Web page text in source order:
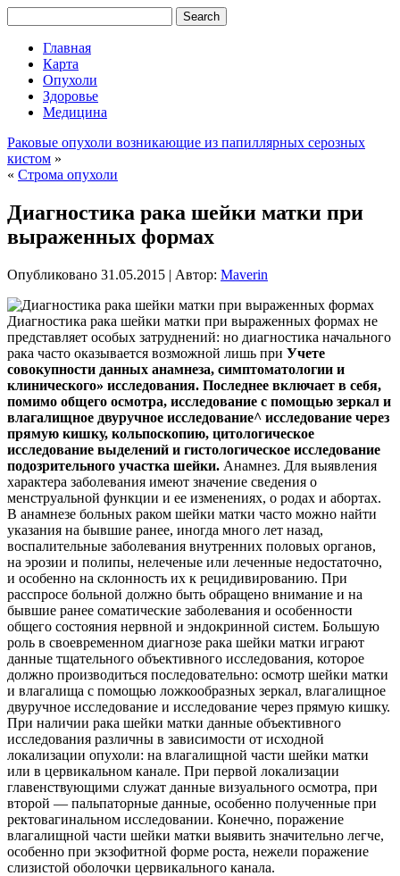
Главная
Карта
Опухоли
Здоровье
Медицина
Раковые опухоли возникающие из папиллярных серозных
кистом »
« Строма опухоли
Диагностика рака шейки матки при
выраженных формах
Опубликовано 31.05.2015 | Автор: Maverin
Диагностика рака шейки матки при выраженных формах не
представляет особых затруднений: но диагностика начального
рака часто оказывается возможной лишь при Учете
совокупности данных анамнеза, симптоматологии и
клинического» исследования. Последнее включает в себя,
помимо общего осмотра, исследование с помощью зеркал и
влагалищное двуручное исследование^ исследование через
прямую кишку, кольпоскопию, цитологическое
исследование выделений и гистологическое исследование
подозрительного участка шейки. Анамнез. Для выявления
характера заболевания имеют значение сведения о
менструальной функции и ее изменениях, о родах и абортах.
В анамнезе больных раком шейки матки часто можно найти
указания на бывшие ранее, иногда много лет назад,
воспалительные заболевания внутренних половых органов,
на эрозии и полипы, нелеченые или леченные недостаточно,
и особенно на склонность их к рецидивированию. При
расспросе больной должно быть обращено внимание и на
бывшие ранее соматические заболевания и особенности
общего состояния нервной и эндокринной систем. Большую
роль в своевременном диагнозе рака шейки матки играют
данные тщательного объективного исследования, которое
должно производиться последовательно: осмотр шейки матки
и влагалища с помощью ложкообразных зеркал, влагалищное
двуручное исследование и исследование через прямую кишку.
При наличии рака шейки матки данные объективного
исследования различны в зависимости от исходной
локализации опухоли: на влагалищной части шейки матки
или в цервикальном канале. При первой локализации
главенствующими служат данные визуального осмотра, при
второй — пальпаторные данные, особенно полученные при
ректовагинальном исследовании. Конечно, поражение
влагалищной части шейки матки выявить значительно легче,
особенно при экзофитной форме роста, нежели поражение
слизистой оболочки цервикального канала.